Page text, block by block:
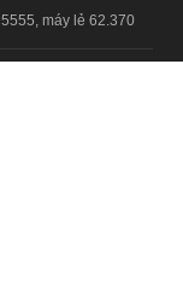
máy lẻ 62.370